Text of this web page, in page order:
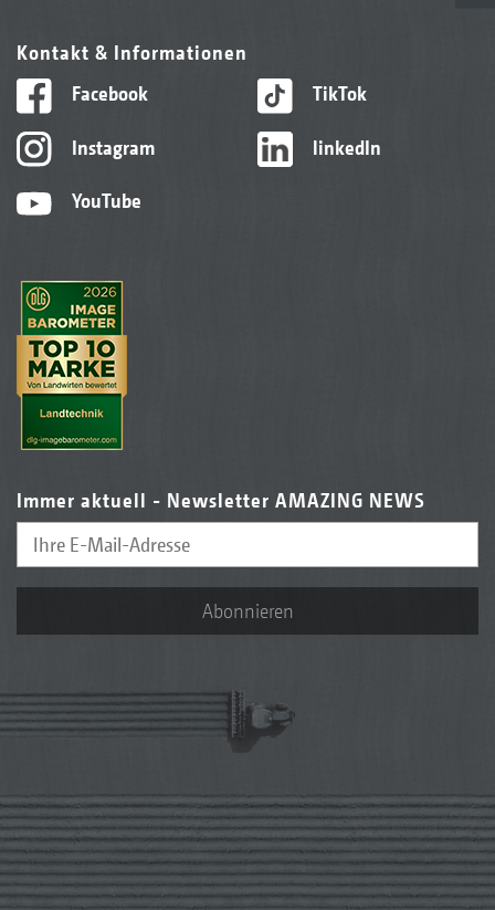
Kontakt & Informationen
Facebook
Instagram
YouTube
TikTok
linkedIn
Immer aktuell - Newsletter AMAZING NEWS
Abonnieren